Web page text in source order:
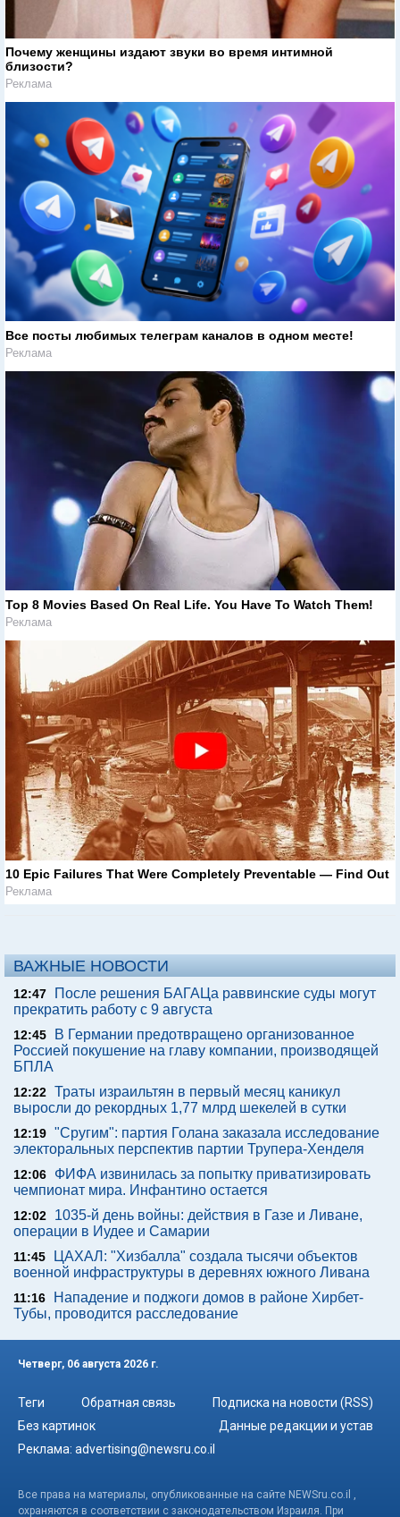
Почему женщины издают звуки во время интимной
близости?
Реклама
Все посты любимых телеграм каналов в одном месте!
Реклама
Top 8 Movies Based On Real Life. You Have To Watch Them!
Реклама
10 Epic Failures That Were Completely Preventable — Find Out
Реклама
ВАЖНЫЕ НОВОСТИ
12:47
После решения БАГАЦа раввинские суды могут
прекратить работу с 9 августа
12:45
В Германии предотвращено организованное
Россией покушение на главу компании, производящей
БПЛА
12:22 Траты израильтян в первый месяц каникул
выросли до рекордных 1,77 млрд шекелей в сутки
12:19 "Сругим": партия Голана заказала исследование
электоральных перспектив партии Трупера-Хенделя
12:06
ФИФА извинилась за попытку приватизировать
чемпионат мира. Инфантино остается
12:02
1035-й день войны: действия в Газе и Ливане,
операции в Иудее и Самарии
11:45
ЦАХАЛ: "Хизбалла" создала тысячи объектов
военной инфраструктуры в деревнях южного Ливана
11:16
Нападение и поджоги домов в районе Хирбет-
Тубы, проводится расследование
Четверг, 06 августа 2026 г.
Теги Обратная связь
Подписка на новости (RSS)
Без картинок
Данные редакции и устав
Реклама: advertising@newsru.co.il
Все права на материалы, опубликованные на сайте NEWSru.co.il ,
охраняются в соответствии с законодательством Израиля. При